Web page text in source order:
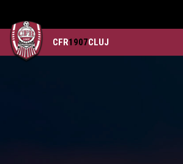
CFR1907CLUJ